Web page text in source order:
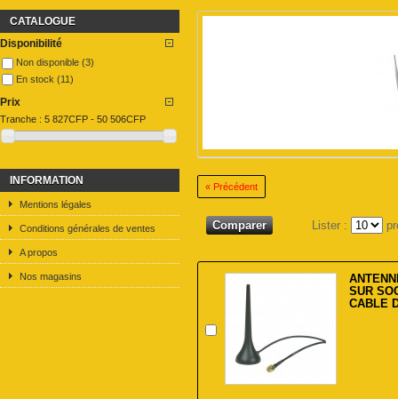
CATALOGUE
Disponibilité
Non disponible (3)
En stock (11)
Prix
Tranche : 5 827CFP - 50 506CFP
INFORMATION
Mentions légales
Conditions générales de ventes
A propos
Nos magasins
« Précédent
Lister :
SUR
CABLE